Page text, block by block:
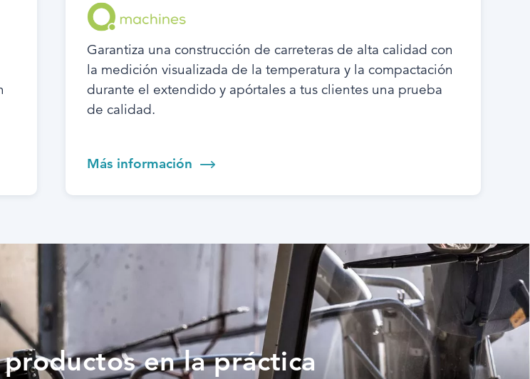
Garantiza una construcción de carreteras de alta calidad con
la medición visualizada de la temperatura y la compactación
durante el extendido y apórtales a tus clientes una prueba
de calidad.
Más información
en la práctica